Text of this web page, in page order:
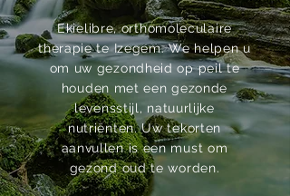
Ekielibre, orthomoleculaire
therapie te Izegem. We helpen u
om uw gezondheid op peil te
houden met een gezonde
levensstijl, natuurlijke
nutriënten. Uw tekorten
aanvullen is een must om
gezond oud te worden.